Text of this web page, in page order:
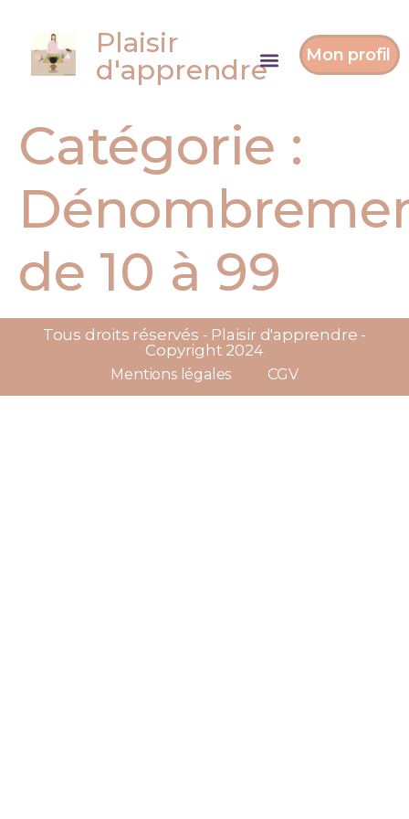
Plaisir
d'apprendre
Mon profil
Catégorie :
de 10 à 99
Tous droits réservés - Plaisir d'apprendre -
Copyright 2024
Mentions légales CGV